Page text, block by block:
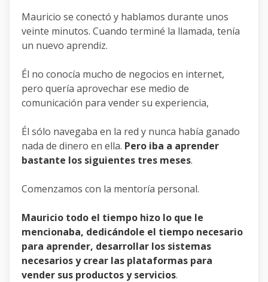
Mauricio se conectó y hablamos durante unos
veinte minutos. Cuando terminé la llamada, tenía
un nuevo aprendiz.
Él no conocía mucho de negocios en internet,
pero quería aprovechar ese medio de
comunicación para vender su experiencia,
Él sólo navegaba en la red y nunca había ganado
nada de dinero en ella. Pero iba a aprender
bastante los siguientes tres meses.
Comenzamos con la mentoría personal.
Mauricio todo el tiempo hizo lo que le
mencionaba, dedicándole el tiempo necesario
para aprender, desarrollar los sistemas
necesarios y crear las plataformas para
vender sus productos y servicios.